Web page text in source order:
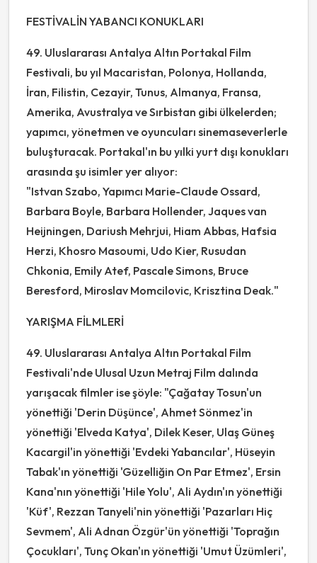
FESTİVALİN YABANCI KONUKLARI
49. Uluslararası Antalya Altın Portakal Film
Festivali, bu yıl Macaristan, Polonya, Hollanda,
İran, Filistin, Cezayir, Tunus, Almanya, Fransa,
Amerika, Avustralya ve Sırbistan gibi ülkelerden;
yapımcı, yönetmen ve oyuncuları sinemaseverlerle
buluşturacak. Portakal'ın bu yılki yurt dışı konukları
arasında şu isimler yer alıyor:
"Istvan Szabo, Yapımcı Marie-Claude Ossard,
Barbara Boyle, Barbara Hollender, Jaques van
Heijningen, Dariush Mehrjui, Hiam Abbas, Hafsia
Herzi, Khosro Masoumi, Udo Kier, Rusudan
Chkonia, Emily Atef, Pascale Simons, Bruce
Beresford, Miroslav Momcilovic, Krisztina Deak."
YARIŞMA FİLMLERİ
49. Uluslararası Antalya Altın Portakal Film
Festivali'nde Ulusal Uzun Metraj Film dalında
yarışacak filmler ise şöyle: "Çağatay Tosun'un
yönettiği 'Derin Düşünce', Ahmet Sönmez'in
yönettiği 'Elveda Katya', Dilek Keser, Ulaş Güneş
Kacargil'in yönettiği 'Evdeki Yabancılar', Hüseyin
Tabak'ın yönettiği 'Güzelliğin On Par Etmez', Ersin
Kana'nın yönettiği 'Hile Yolu', Ali Aydın'ın yönettiği
'Küf', Rezzan Tanyeli'nin yönettiği 'Pazarları Hiç
Sevmem', Ali Adnan Özgür'ün yönettiği 'Toprağın
Çocukları', Tunç Okan'ın yönettiği 'Umut Üzümleri',